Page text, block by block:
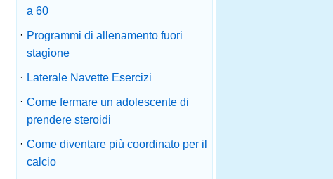
a 60
· Programmi di allenamento fuori
stagione
· Laterale Navette Esercizi
· Come fermare un adolescente di
prendere steroidi
· Come diventare più coordinato per il
calcio